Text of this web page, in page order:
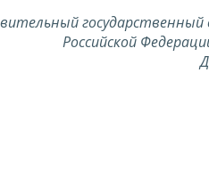
государственный
Российской